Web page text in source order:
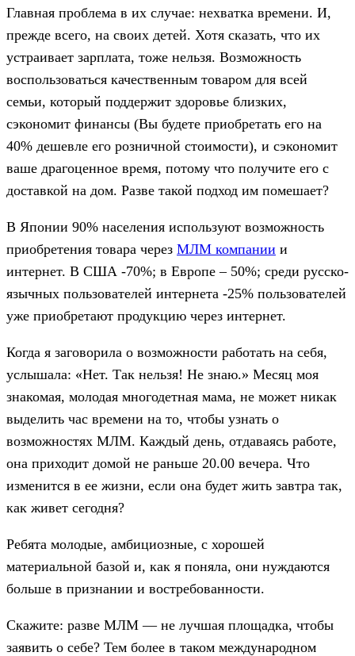
Главная проблема в их случае: нехватка времени. И,
прежде всего, на своих детей. Хотя сказать, что их
устраивает зарплата, тоже нельзя. Возможность
воспользоваться качественным товаром для всей
семьи, который поддержит здоровье близких,
сэкономит финансы (Вы будете приобретать его на
40% дешевле его розничной стоимости), и сэкономит
ваше драгоценное время, потому что получите его с
доставкой на дом. Разве такой подход им помешает?
В Японии 90% населения используют возможность
приобретения товара через МЛМ компании и
интернет. В США -70%; в Европе – 50%; среди русско-
язычных пользователей интернета -25% пользователей
уже приобретают продукцию через интернет.
Когда я заговорила о возможности работать на себя,
услышала: «Нет. Так нельзя! Не знаю.» Месяц моя
знакомая, молодая многодетная мама, не может никак
выделить час времени на то, чтобы узнать о
возможностях МЛМ. Каждый день, отдаваясь работе,
она приходит домой не раньше 20.00 вечера. Что
изменится в ее жизни, если она будет жить завтра так,
как живет сегодня?
Ребята молодые, амбициозные, с хорошей
материальной базой и, как я поняла, они нуждаются
больше в признании и востребованности.
Скажите: разве МЛМ — не лучшая площадка, чтобы
заявить о себе? Тем более в таком международном